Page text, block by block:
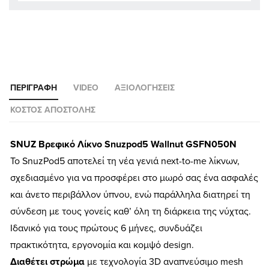
ΠΕΡΙΓΡΑΦΉ VIDEO ΑΞΙΟΛΟΓΉΣΕΙΣ
ΚΌΣΤΟΣ ΑΠΟΣΤΟΛΉΣ
SNUZ Βρεφικό Λίκνο Snuzpod5 Wallnut GSFN050N
Το SnuzPod5 αποτελεί τη νέα γενιά next-to-me λίκνων,
σχεδιασμένο για να προσφέρει στο μωρό σας ένα ασφαλές
και άνετο περιβάλλον ύπνου, ενώ παράλληλα διατηρεί τη
σύνδεση με τους γονείς καθ’ όλη τη διάρκεια της νύχτας.
Ιδανικό για τους πρώτους 6 μήνες, συνδυάζει
πρακτικότητα, εργονομία και κομψό design.
Διαθέτει στρώμα με τεχνολογία 3D αναπνεύσιμο mesh